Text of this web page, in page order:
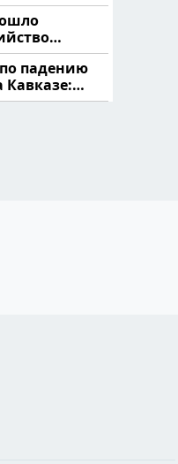
падению
Кавказе: